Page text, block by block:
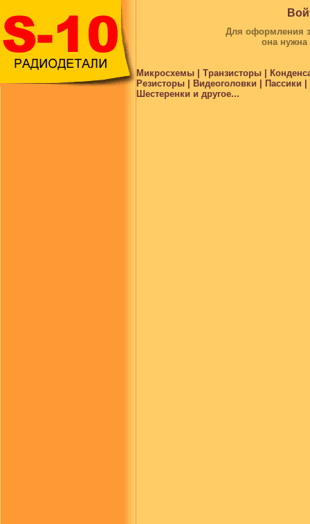
Для оформления
она
Микросхемы | Транзисторы |
Резисторы | Видеоголовки |
Шестеренки и другое...